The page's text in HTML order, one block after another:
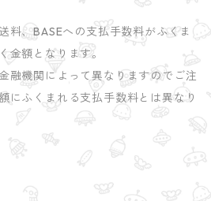
料、BASEへの支払手数料がふくま
金額となります。
融機関によって異なりますのでご注
にふくまれる支払手数料とは異なり